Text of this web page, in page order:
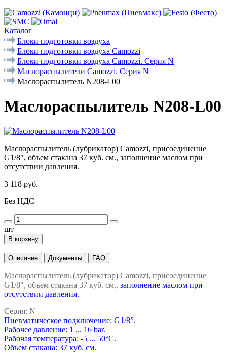
Каталог
Блоки подготовки воздуха
Блоки подготовки воздуха Camozzi
Блоки подготовки воздуха Camozzi. Серия N
Маслораспылители Camozzi. Серия N
Маслораспылитель N208-L00
Маслораспылитель N208-L00
Маслораспылитель (лубрикатор) Camozzi, присоединение
G1/8", объем стакана 37 куб. см., заполнение маслом при
отсутствии давления.
3 118 руб.
Без НДС
шт
В корзину
Описание Документы FAQ
Маслораспылитель (лубрикатор) Camozzi, присоединение
G1/8", объем стакана 37 куб. см., заполнение маслом при
отсутствии давления.
Серия: N
Пневматическое подключение: G1/8”.
Рабочее давление: 1 ... 16 bar.
Рабочая температура: -5 ... 50°C.
Объем стакана: 37 куб. см.